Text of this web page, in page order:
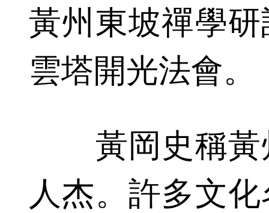
黃州東坡禪學
雲塔開光法會。
黃岡史稱黃
人杰。許多文